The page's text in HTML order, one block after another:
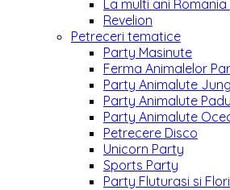
La multi ani Romania
Revelion
Petreceri tematice
Party Masinute
Ferma Animalelor
Party Animalute
Party Animalute
Party Animalute
Petrecere Disco
Unicorn Party
Sports Party
Party Fluturasi si